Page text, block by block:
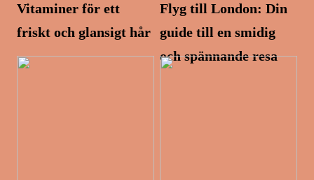
Vitaminer för ett
friskt och glansigt hår
Flyg till London: Din
guide till en smidig
och spännande resa